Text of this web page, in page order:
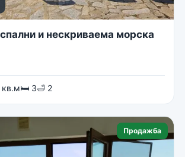
и нескриваема морска
кв.м🛏 3🛁 2
Продажба